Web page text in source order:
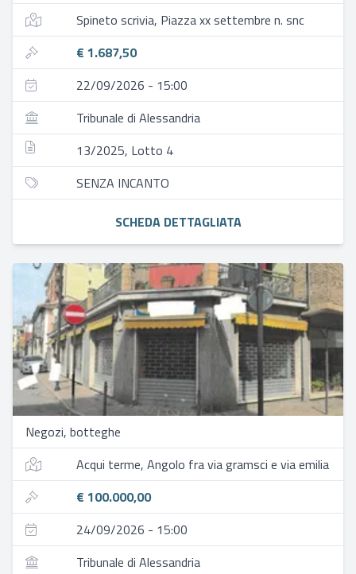
Spineto scrivia, Piazza xx settembre n. snc
€ 1.687,50
22/09/2026 - 15:00
Tribunale di Alessandria
13/2025, Lotto 4
SENZA INCANTO
SCHEDA DETTAGLIATA
Negozi, botteghe
Acqui terme, Angolo fra via gramsci e via emilia
€ 100.000,00
24/09/2026 - 15:00
Tribunale di Alessandria